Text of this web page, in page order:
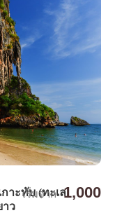
าะทับ (ทะเล
าว
เริ่มจาก 1,000